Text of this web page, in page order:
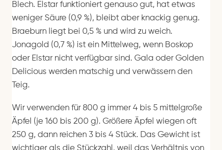
Blech. Elstar funktioniert genauso gut, hat etwas
weniger Säure (0,9 %), bleibt aber knackig genug.
Braeburn liegt bei 0,5 % und wird zu weich.
Jonagold (0,7 %) ist ein Mittelweg, wenn Boskop
oder Elstar nicht verfügbar sind. Gala oder Golden
Delicious werden matschig und verwässern den
Teig.
Wir verwenden für 800 g immer 4 bis 5 mittelgroße
Äpfel (je 160 bis 200 g). Größere Äpfel wiegen oft
250 g, dann reichen 3 bis 4 Stück. Das Gewicht ist
wichtiger als die Stückzahl, weil das Verhältnis von